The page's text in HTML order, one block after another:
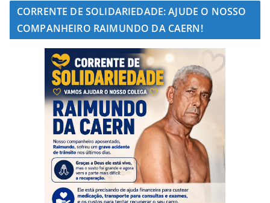
CORRENTE DE SOLIDARIEDADE: AJUDE O NOSSO
COMPANHEIRO RAIMUNDO DA CAERN!